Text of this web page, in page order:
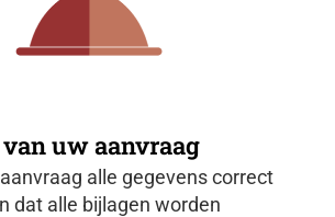
uw aanvraag
alle gegevens correct
dat alle bijlagen worden